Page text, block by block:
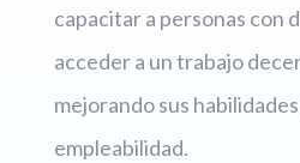
capacitar a personas con
acceder a un trabajo
mejorando sus
empleabilidad.